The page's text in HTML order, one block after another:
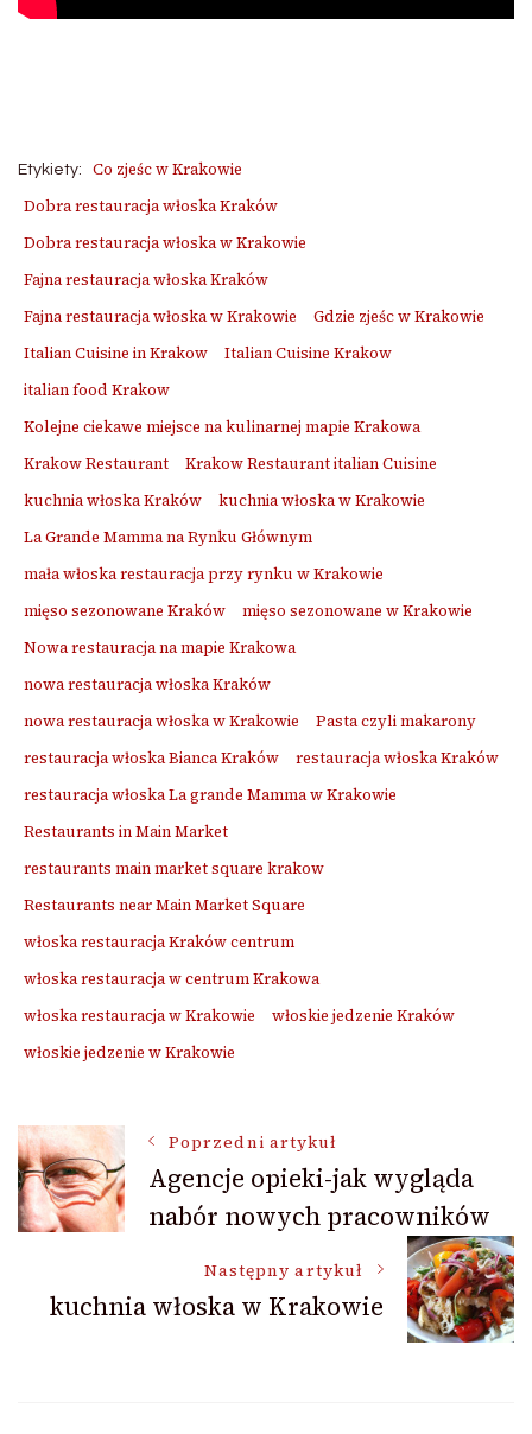
Etykiety:
Co zjeśc w Krakowie
Dobra restauracja włoska Kraków
Dobra restauracja włoska w Krakowie
Fajna restauracja włoska Kraków
Fajna restauracja włoska w Krakowie
Gdzie zjeśc w Krakowie
Italian Cuisine in Krakow
Italian Cuisine Krakow
italian food Krakow
Kolejne ciekawe miejsce na kulinarnej mapie Krakowa
Krakow Restaurant
Krakow Restaurant italian Cuisine
kuchnia włoska Kraków
kuchnia włoska w Krakowie
La Grande Mamma na Rynku Głównym
mała włoska restauracja przy rynku w Krakowie
mięso sezonowane Kraków
mięso sezonowane w Krakowie
Nowa restauracja na mapie Krakowa
nowa restauracja włoska Kraków
nowa restauracja włoska w Krakowie
Pasta czyli makarony
restauracja włoska Bianca Kraków
restauracja włoska Kraków
restauracja włoska La grande Mamma w Krakowie
Restaurants in Main Market
restaurants main market square krakow
Restaurants near Main Market Square
włoska restauracja Kraków centrum
włoska restauracja w centrum Krakowa
włoska restauracja w Krakowie
włoskie jedzenie Kraków
włoskie jedzenie w Krakowie
Nawigacja
wpisu
Poprzedni artykuł
Agencje opieki-jak wygląda
nabór nowych pracowników
Następny artykuł
kuchnia włoska w Krakowie